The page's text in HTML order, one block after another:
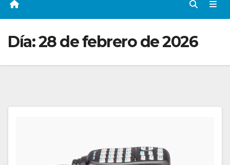
Día:28 de febrero de 2026